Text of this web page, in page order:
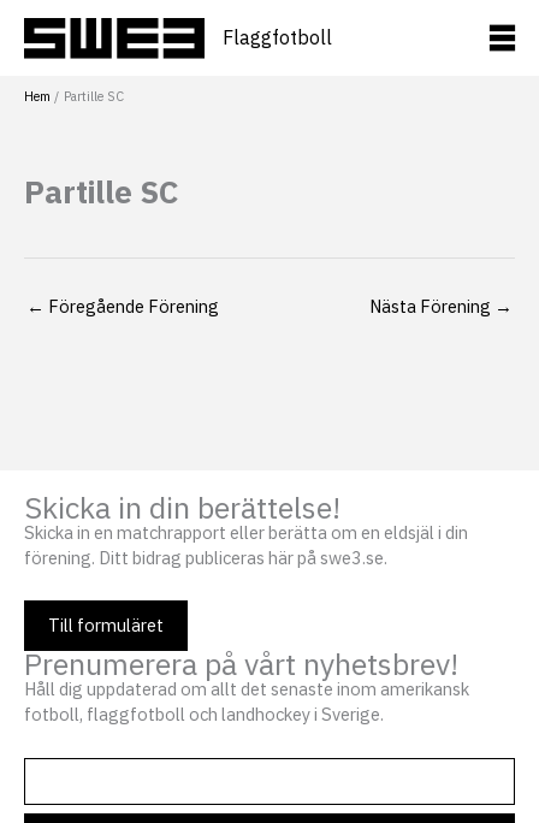
innehåll
Flaggfotboll
Hem Partille SC
Partille SC
← Föregående Förening Nästa Förening →
Skicka in din berättelse!
Skicka in en matchrapport eller berätta om en eldsjäl i din
förening. Ditt bidrag publiceras här på swe3.se.
Till formuläret
Prenumerera på vårt nyhetsbrev!
Håll dig uppdaterad om allt det senaste inom amerikansk
fotboll, flaggfotboll och landhockey i Sverige.